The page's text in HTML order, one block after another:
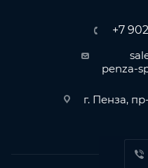
+7
penza-
г. Пенза,